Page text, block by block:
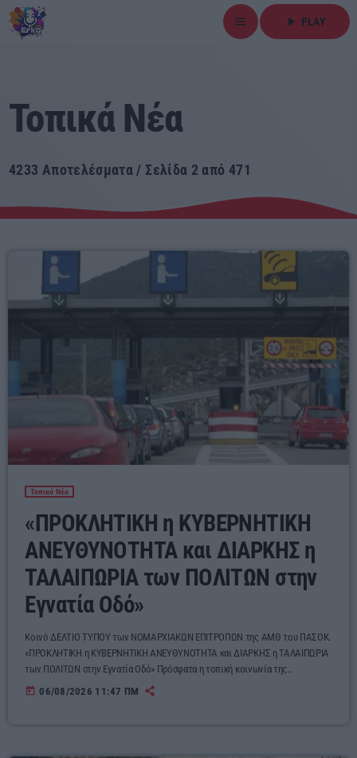
menu play_arrow PLAY
close
play_arrow
Ειδήσεις
Τοπικά Νέα
Αθλητικά
Τραγούδια της Θράκης
Επικοινωνία
Προσεχείς
ΕΡΚΟ
ERKO
Τοπικά Νέα
4233 Αποτελέσματα / Σελίδα 2 από 471
Τοπικά Νέα
«ΠΡΟΚΛΗΤΙΚΗ η ΚΥΒΕΡΝΗΤΙΚΗ
ΑΝΕΥΘΥΝΟΤΗΤΑ και ΔΙΑΡΚΗΣ η
ΤΑΛΑΙΠΩΡΙΑ των ΠΟΛΙΤΩΝ στην
Εγνατία Οδό»
Κοινό ΔΕΛΤΙΟ ΤΥΠΟΥ των ΝΟΜΑΡΧΙΑΚΩΝ ΕΠΙΤΡΟΠΩΝ της ΑΜΘ του ΠΑΣΟΚ.
«ΠΡΟΚΛΗΤΙΚΗ η ΚΥΒΕΡΝΗΤΙΚΗ ΑΝΕΥΘΥΝΟΤΗΤΑ και ΔΙΑΡΚΗΣ η ΤΑΛΑΙΠΩΡΙΑ
των ΠΟΛΙΤΩΝ στην Εγνατία Οδό» Πρόσφατα η τοπική κοινωνία της
Περιφέρειάς μας αλλά και ολόκληρης της Βόρειας Ελλάδας παρακολουθεί την
today 06/08/2026 11:47 ΠΜ